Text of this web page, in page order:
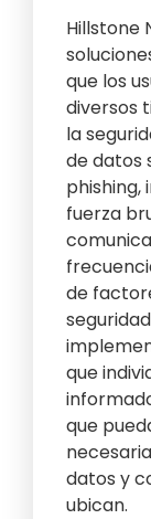
Hillstone
que los
diversos
la
de datos
phishing,
fuerza
de
que
que
datos y
ubican.